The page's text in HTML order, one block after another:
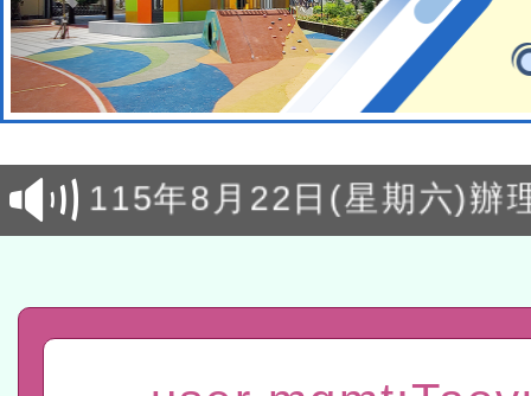
轉知經濟部水利署委託財
研究院辦理「115年表揚
位及節水達人選拔活動」
115年8月22日(星期六)辦
市孔廟祈福系列活動—儒
航」
2026年桃園地景藝術節教
「2026桃園藝術巡演」活